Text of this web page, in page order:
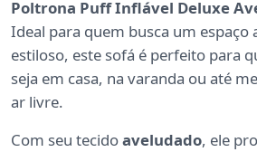
Poltrona Puff Inflável Deluxe
Ideal para quem busca um espaço
estiloso, este sofá é perfeito para
seja em casa, na varanda ou até
ar livre.
Com seu tecidoaveludado, ele